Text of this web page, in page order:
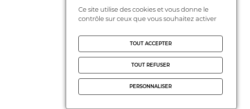
Ce site utilise des cookies et vous donne le
contrôle sur ceux que vous souhaitez activer
TOUT ACCEPTER
TOUT REFUSER
PERSONNALISER